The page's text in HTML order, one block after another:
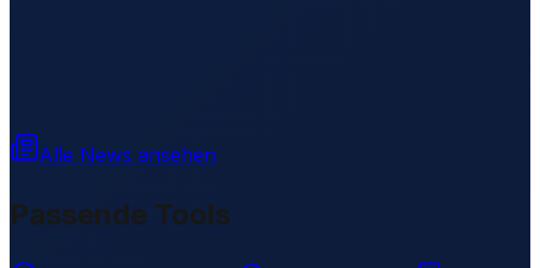
Alle News ansehen
Passende Tools